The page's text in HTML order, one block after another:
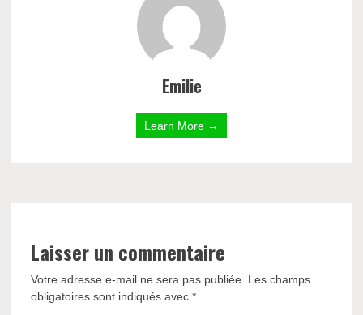
Emilie
Learn More →
Laisser un commentaire
Votre adresse e-mail ne sera pas publiée.
Les champs
obligatoires sont indiqués avec*